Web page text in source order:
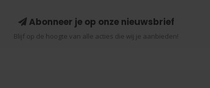
Abonneer je op onze nieuwsbrief
Blijf op de hoogte van alle acties die wij je aanbieden!